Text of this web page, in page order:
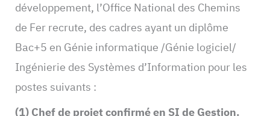
développement, l’Office National des Chemins
de Fer recrute, des cadres ayant un diplôme
Bac+5 en Génie informatique /Génie logiciel/
Ingénierie des Systèmes d’Information pour les
postes suivants :
(1) Chef de projet confirmé en SI de Gestion.